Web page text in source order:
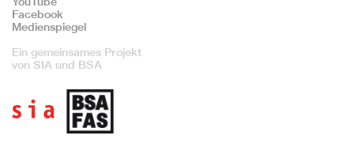
Facebook
Medienspiegel
Ein gemeinsames Projekt
von SIA und BSA